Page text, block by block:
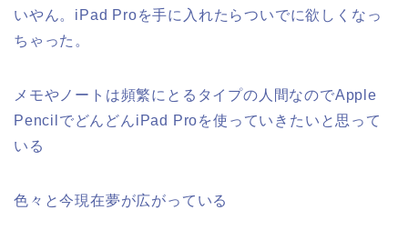
いやん。iPad Proを手に入れたらついでに欲しくなっ
ちゃった。
メモやノートは頻繁にとるタイプの人間なのでApple
PencilでどんどんiPad Proを使っていきたいと思って
いる
色々と今現在夢が広がっている